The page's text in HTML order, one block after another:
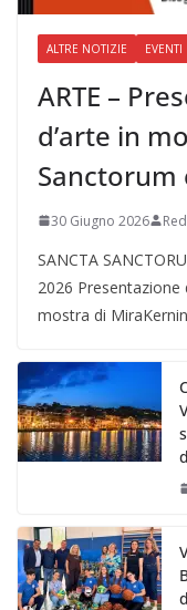
ALTRE NOTIZIE EVENTI
ARTE –
d’arte in
Sanctorum
30 Giugno 2026
SANCTA
2026 Presentazione
mostra di